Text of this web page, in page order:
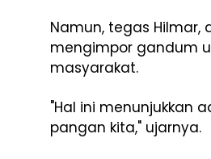
Namun, tegas
mengimpor gandum
masyarakat.
"Hal ini menunjukkan
pangan kita," ujarnya.